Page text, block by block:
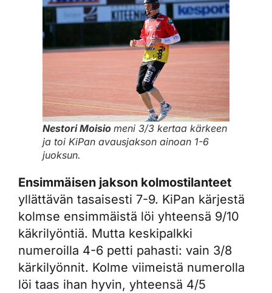
Nestori Moisio meni 3/3 kertaa kärkeen
ja toi KiPan avausjakson ainoan 1-6
juoksun.
Ensimmäisen jakson kolmostilanteet
yllättävän tasaisesti 7-9. KiPan kärjestä
kolmse ensimmäistä löi yhteensä 9/10
käkrilyöntiä. Mutta keskipalkki
numeroilla 4-6 petti pahasti: vain 3/8
kärkilyönnit. Kolme viimeistä numerolla
löi taas ihan hyvin, yhteensä 4/5